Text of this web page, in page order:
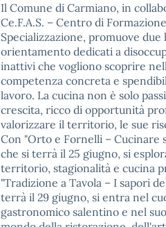
Il Comune di Carmiano, in
Ce.F.A.S. – Centro di
Specializzazione, promuove
orientamento dedicati a
inattivi che vogliono scoprire
competenza concreta e
lavoro. La cucina non è solo
crescita, ricco di opportunità
valorizzare il territorio, le sue
Con "Orto e Fornelli – Cucinare
che si terrà il 25 giugno, si
territorio, stagionalità e cucina
"Tradizione a Tavola – I sapori
terrà il 29 giugno, si entra nel
gastronomico salentino e nel